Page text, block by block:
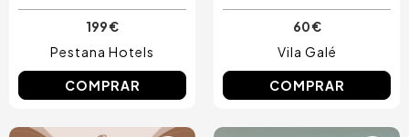
199 €
Pestana Hotels
COMPRAR
60 €
Vila Galé
COMPRAR